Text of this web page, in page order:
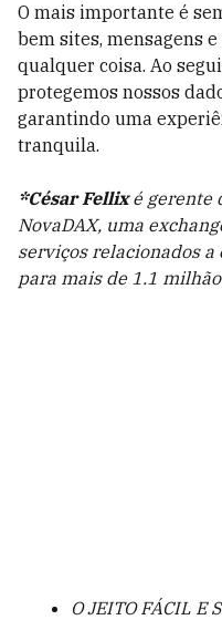
O mais importante é
bem sites, mensagens
qualquer coisa. Ao
protegemos nossos
garantindo uma
tranquila.
*César Fellixé gerente
NovaDAX, uma
serviços relacionados
para mais de 1.1
O JEITO FÁCIL E